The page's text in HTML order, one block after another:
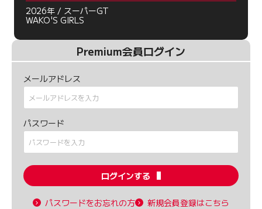
2026年 / スーパーGT
WAKO'S GIRLS
Premium会員ログイン
メールアドレス
パスワード
ログインする
パスワードをお忘れの方 新規会員登録はこちら